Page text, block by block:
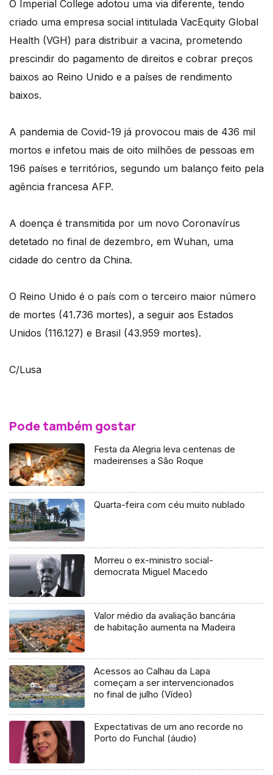
O Imperial College adotou uma via diferente, tendo
criado uma empresa social intitulada VacEquity Global
Health (VGH) para distribuir a vacina, prometendo
prescindir do pagamento de direitos e cobrar preços
baixos ao Reino Unido e a países de rendimento
baixos.
A pandemia de Covid-19 já provocou mais de 436 mil
mortos e infetou mais de oito milhões de pessoas em
196 países e territórios, segundo um balanço feito pela
agência francesa AFP.
A doença é transmitida por um novo Coronavírus
detetado no final de dezembro, em Wuhan, uma
cidade do centro da China.
O Reino Unido é o país com o terceiro maior número
de mortes (41.736 mortes), a seguir aos Estados
Unidos (116.127) e Brasil (43.959 mortes).
C/Lusa
Pode também gostar
Festa da Alegria leva centenas de
madeirenses a São Roque
Quarta-feira com céu muito nublado
Morreu o ex-ministro social-
democrata Miguel Macedo
Valor médio da avaliação bancária
de habitação aumenta na Madeira
Acessos ao Calhau da Lapa
começam a ser intervencionados
no final de julho (Vídeo)
Expectativas de um ano recorde no
Porto do Funchal (áudio)